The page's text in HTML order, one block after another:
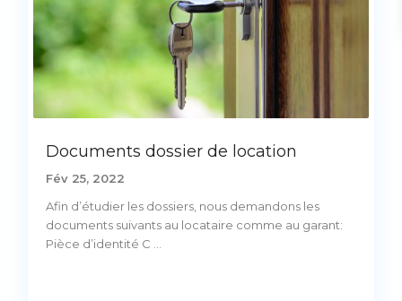
Documents dossier de location
Fév 25, 2022
Afin d’étudier les dossiers, nous demandons les
documents suivants au locataire comme au garant:
Pièce d’identité C